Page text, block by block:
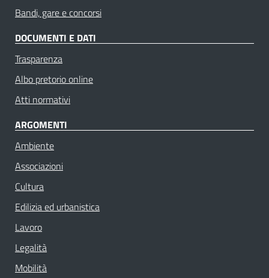
Bandi, gare e concorsi
DOCUMENTI E DATI
Trasparenza
Albo pretorio online
Atti normativi
ARGOMENTI
Ambiente
Associazioni
Cultura
Edilizia ed urbanistica
Lavoro
Legalità
Mobilità